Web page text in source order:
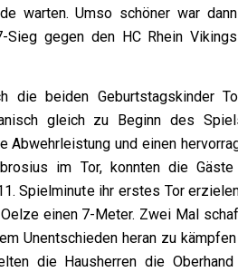
warten. Umso schöner war
Sieg gegen den HC Rhein
die beiden Geburtstagskinder
gleich zu Beginn des
Abwehrleistung und einen
im Tor, konnten die
Spielminute ihr erstes Tor
einen 7-Meter. Zwei Mal
Unentschieden heran zu
die Hausherren die